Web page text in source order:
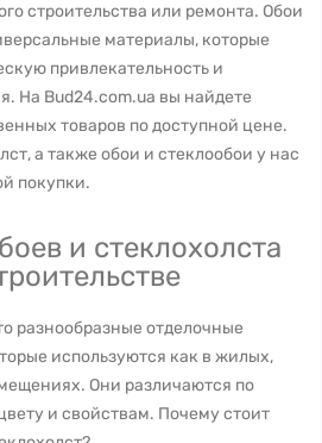
строительства или ремонта. Обои
материалы, которые
привлекательность и
На Bud24.com.ua вы найдете
товаров по доступной цене.
а также обои и стеклообои у нас
покупки.
и стеклохолста
разнообразные отделочные
используются как в жилых,
Они различаются по
и свойствам. Почему стоит